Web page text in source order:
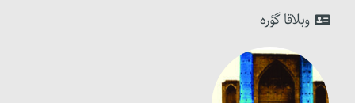
وبلاقا گؤره